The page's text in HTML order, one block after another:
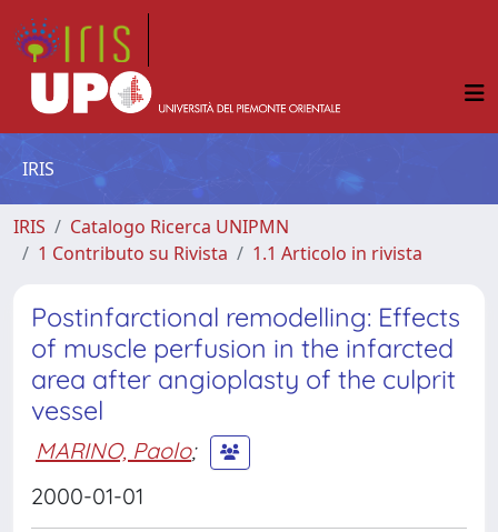
IRIS
IRIS
Catalogo Ricerca UNIPMN
1 Contributo su Rivista
1.1 Articolo in rivista
Postinfarctional remodelling: Effects
of muscle perfusion in the infarcted
area after angioplasty of the culprit
vessel
MARINO, Paolo;
2000-01-01